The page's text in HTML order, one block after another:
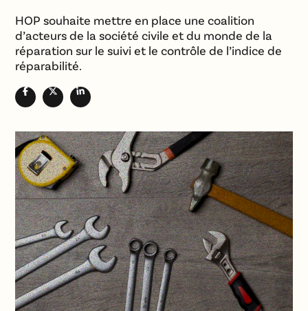
HOP souhaite mettre en place une coalition
d’acteurs de la société civile et du monde de la
réparation sur le suivi et le contrôle de l’indice de
réparabilité.